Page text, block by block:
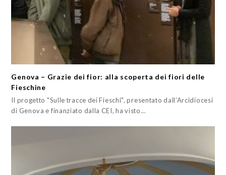
Genova – Grazie dei fior: alla scoperta dei fiori delle
Fieschine
Il progetto "Sulle tracce dei Fieschi", presentato dall’Arcidiocesi
di Genova e finanziato dalla CEI, ha visto…